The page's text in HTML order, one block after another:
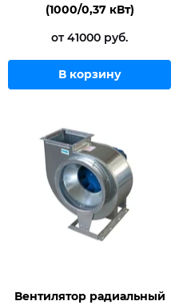
(1000/0,37 кВт)
от 41000 руб.
В корзину
Вентилятор радиальный